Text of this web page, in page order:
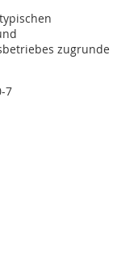
zugrunde
7